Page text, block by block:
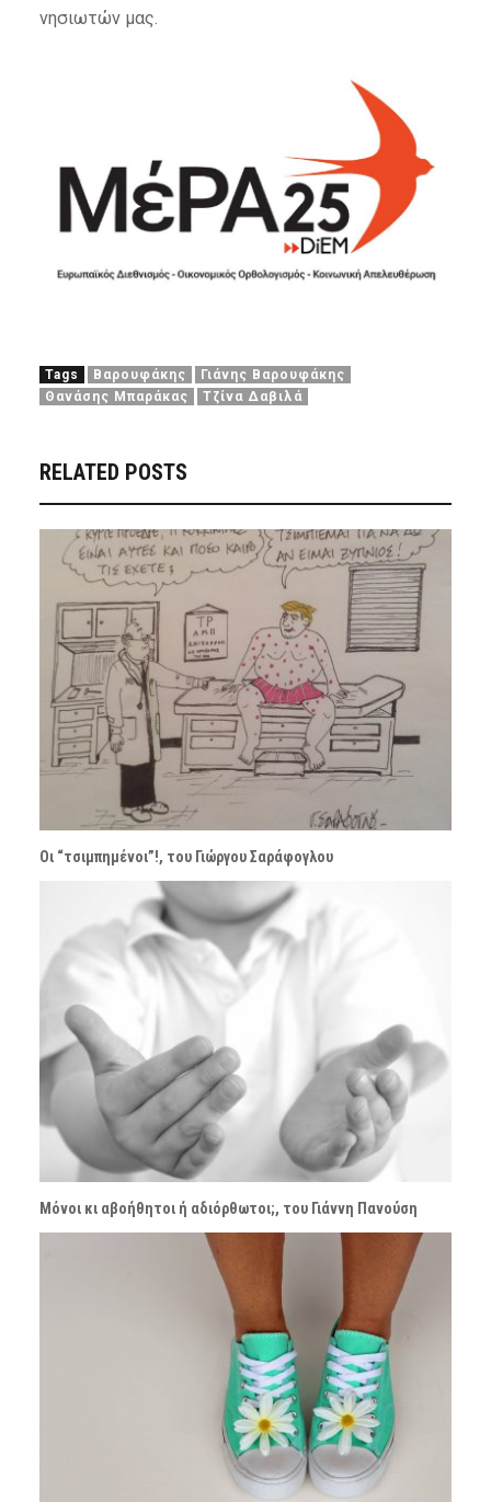
νησιωτών μας.
Tags Βαρουφάκης
Γιάνης Βαρουφάκης
Θανάσης Μπαράκας
Τζίνα Δαβιλά
RELATED POSTS
Οι “τσιμπημένοι”!, του Γιώργου Σαράφογλου
Μόνοι κι αβοήθητοι ή αδιόρθωτοι;, του Γιάννη Πανούση